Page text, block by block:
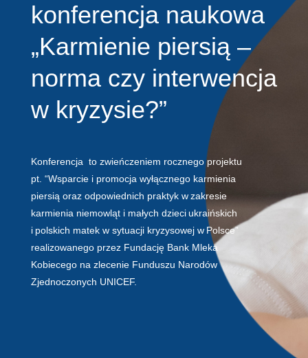
konferencja naukowa
„Karmienie piersią –
norma czy interwencja
w kryzysie?”
Konferencja to zwieńczeniem rocznego projektu
pt. “Wsparcie i promocja wyłącznego karmienia
piersią oraz odpowiednich praktyk w zakresie
karmienia niemowląt i małych dzieci ukraińskich
i polskich matek w sytuacji kryzysowej w Polsce”
realizowanego przez Fundację Bank Mleka
Kobiecego na zlecenie Funduszu Narodów
Zjednoczonych UNICEF.